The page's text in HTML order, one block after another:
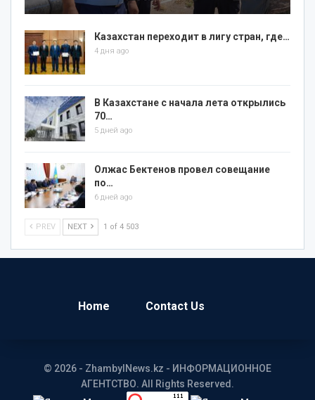
Казахстан переходит в лигу стран, где…
4 дня ago
В Казахстане с начала лета открылись
70…
5 дней ago
Олжас Бектенов провел совещание
по…
6 дней ago
PREV NEXT 1 of 4 503
Home Contact Us
© 2026 - ZhambylNews.kz - ИНФОРМАЦИОННОЕ
АГЕНТСТВО. All Rights Reserved.